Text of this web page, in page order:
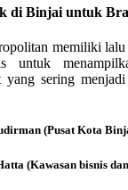
di Binjai untuk
memiliki lalu
untuk
yang sering
(Pusat Kota
(Kawasan bisnis